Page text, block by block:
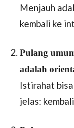
Menjauh
kembali ke
Pulang
adalah
Istirahat
jelas: